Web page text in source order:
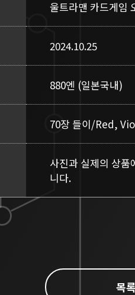
울트라맨 카드게임
2024.10.25
880엔 (일본국내)
70장 들이/Red,
사진과 실제의 상품
니다.
목